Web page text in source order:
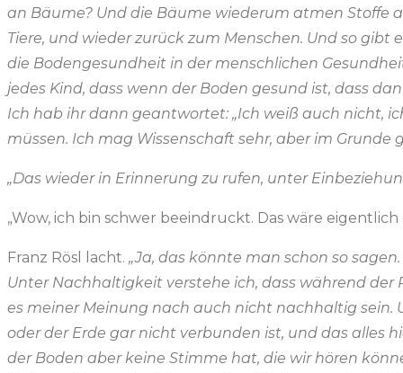
an Bäume? Und die Bäume wiederum atmen Stoffe
Tiere, und wieder zurück zum Menschen. Und so
die Bodengesundheit in der menschlichen
jedes Kind, dass wenn der Boden gesund ist, dass
Ich hab ihr dann geantwortet: „Ich weiß auch nicht,
müssen. Ich mag Wissenschaft sehr, aber im
„Das wieder in Erinnerung zu rufen, unter
„Wow, ich bin schwer beeindruckt. Das wäre
Franz Rösl lacht. „Ja, das könnte man schon so
Unter Nachhaltigkeit verstehe ich, dass während
es meiner Meinung nach auch nicht nachhaltig sein.
oder der Erde gar nicht verbunden ist, und das alles
der Boden aber keine Stimme hat, die wir hören